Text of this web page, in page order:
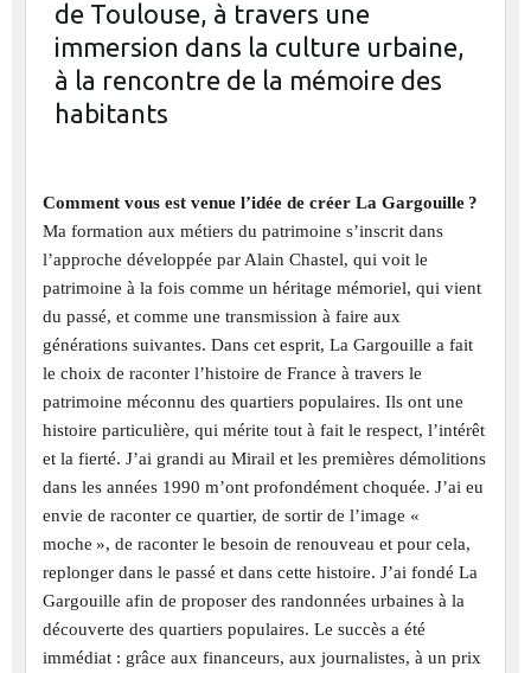
de Toulouse, à travers une
immersion dans la culture urbaine,
à la rencontre de la mémoire des
habitants
Comment vous est venue l’idée de créer La Gargouille ?
Ma formation aux métiers du patrimoine s’inscrit dans
l’approche développée par Alain Chastel, qui voit le
patrimoine à la fois comme un héritage mémoriel, qui vient
du passé, et comme une transmission à faire aux
générations suivantes. Dans cet esprit, La Gargouille a fait
le choix de raconter l’histoire de France à travers le
patrimoine méconnu des quartiers populaires. Ils ont une
histoire particulière, qui mérite tout à fait le respect, l’intérêt
et la fierté. J’ai grandi au Mirail et les premières démolitions
dans les années 1990 m’ont profondément choquée. J’ai eu
envie de raconter ce quartier, de sortir de l’image «
moche », de raconter le besoin de renouveau et pour cela,
replonger dans le passé et dans cette histoire. J’ai fondé La
Gargouille afin de proposer des randonnées urbaines à la
découverte des quartiers populaires. Le succès a été
immédiat : grâce aux financeurs, aux journalistes, à un prix